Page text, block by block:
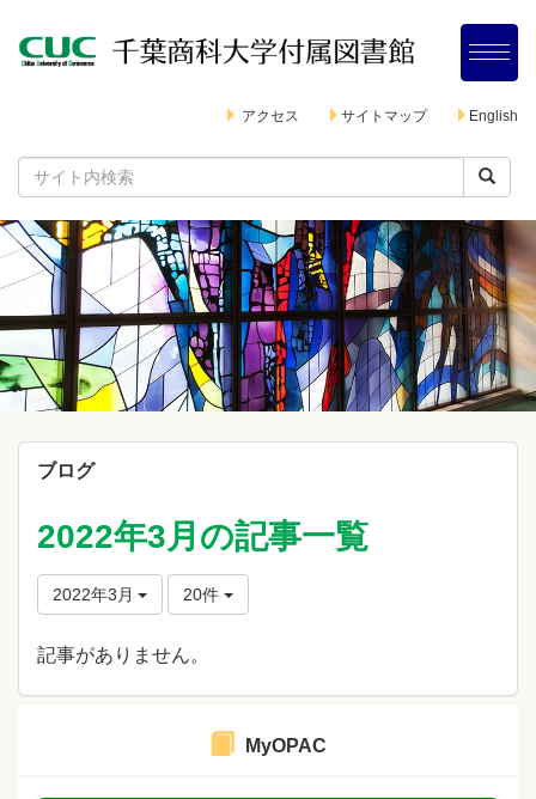
アクセス サイトマップ English
ブログ
2022年3月の記事一覧
2022年3月 20件
記事がありません。
MyOPAC